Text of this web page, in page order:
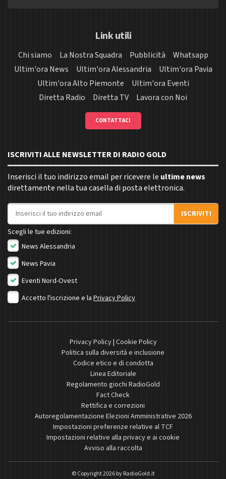
Link utili
Chi siamo La Nostra Squadra Pubblicità
Whatsapp
Ultim'ora News
Ultim'ora Alessandria
Ultim'ora Pavia
Ultim'ora Alto Piemonte
Ultim'ora Eventi
Diretta Radio
Diretta TV Lavora con Noi
CONTATTACI
ISCRIVITI ALLE NEWSLETTER DI RADIO GOLD
Inserisci il tuo indirizzo email per ricevere le ultime news
direttamente nella tua casella di posta elettronica.
Indirizzo email
ISCRIVITI
Scegli le tue edizioni:
News Alessandria
News Pavia
Eventi Nord-Ovest
Accetto l'iscrizione e la Privacy Policy
Privacy Policy| Cookie Policy
Politica sulla diversità e inclusione
Codice etico e di condotta
Linea Editoriale
Regolamento giochi RadioGold
Fact Check
Rettifica e correzioni
Autoregolamentazione Elezioni Amministrative 2026
Impostazioni preferenze relative al TCF
Impostazioni relative alla privacy e ai cookie
Avviso alla raccolta
© Copyright 2026 byRadioGold.it